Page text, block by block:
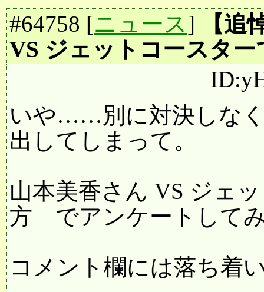
#64758 [ニュース]
【追
VS ジェットコースタ
いや……別に対決しな
出してしまって。
山本美香さん VS ジェ
方 でアンケートして
コメント欄には落ち着